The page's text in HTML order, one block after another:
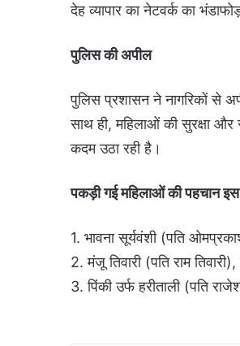
देह व्यापार का नेटवर्क का
पुलिस की अपील
पुलिस प्रशासन ने नागरिकों से
साथ ही, महिलाओं की सुरक्षा
कदम उठा रही है।
पकड़ी गई महिलाओं की पहचान
1. भावना सूर्यवंशी (पति
2. मंजू तिवारी (पति राम
3. पिंकी उर्फ हरीताली (पति